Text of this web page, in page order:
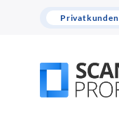
Privatkunden